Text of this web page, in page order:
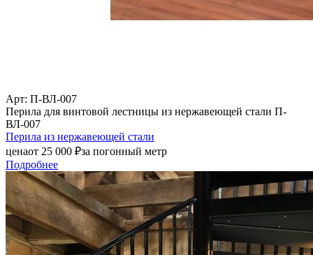
Арт: П-ВЛ-007
Перила для винтовой лестницы из нержавеющей стали П-
ВЛ-007
Перила из нержавеющей стали
ценаот 25 000 ₽за погонный метр
Подробнее